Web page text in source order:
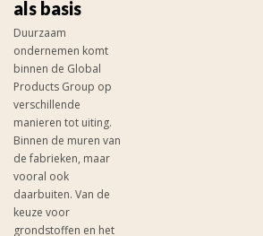
als basis
Duurzaam
ondernemen komt
binnen de Global
Products Group op
verschillende
manieren tot uiting.
Binnen de muren van
de fabrieken, maar
vooral ook
daarbuiten. Van de
keuze voor
grondstoffen en het